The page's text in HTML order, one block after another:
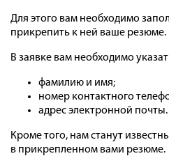
Для этого вам необходимо
прикрепить к ней ваше резюме.
В заявке вам необходимо
фамилию и имя;
номер контактного
адрес электронной почты.
Кроме того, нам станут
в прикрепленном вами резюме.